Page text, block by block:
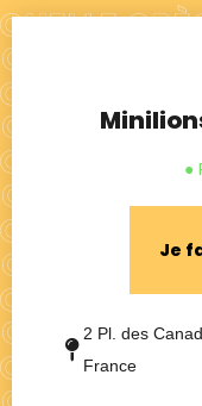
●
Je
2 Pl. des
France